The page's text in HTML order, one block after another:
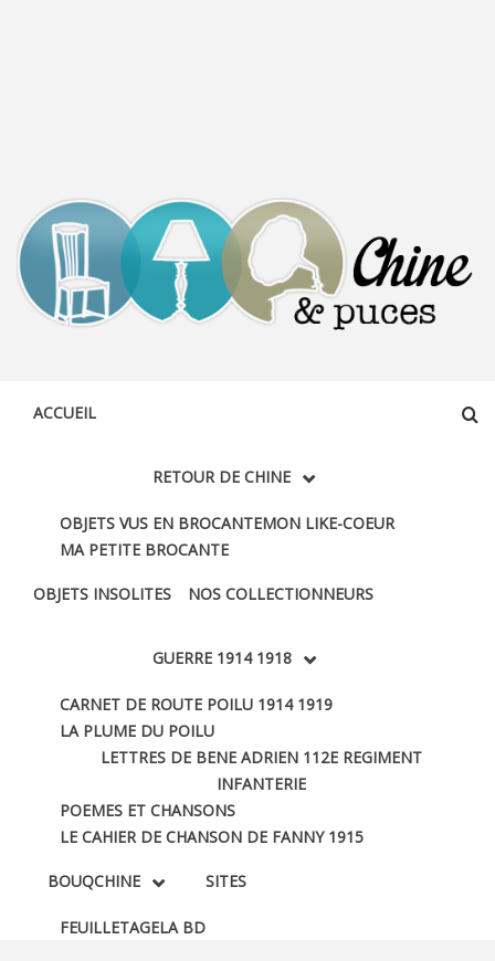
ACCUEIL
RETOUR DE CHINE
OBJETS VUS EN BROCANTEMON LIKE-COEUR
MA PETITE BROCANTE
OBJETS INSOLITES NOS COLLECTIONNEURS
GUERRE 1914 1918
CARNET DE ROUTE POILU 1914 1919
LA PLUME DU POILU
LETTRES DE BENE ADRIEN 112E REGIMENT
INFANTERIE
POEMES ET CHANSONS
LE CAHIER DE CHANSON DE FANNY 1915
BOUQCHINE
FEUILLETAGELA BD
SITES